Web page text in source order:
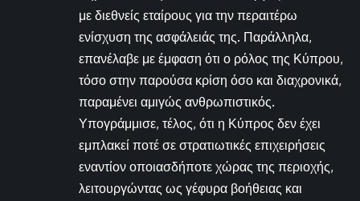
με διεθνείς εταίρους για την περαιτέρω
ενίσχυση της ασφάλειάς της. Παράλληλα,
επανέλαβε με έμφαση ότι ο ρόλος της Κύπρου,
τόσο στην παρούσα κρίση όσο και διαχρονικά,
παραμένει αμιγώς ανθρωπιστικός.
Υπογράμμισε, τέλος, ότι η Κύπρος δεν έχει
εμπλακεί ποτέ σε στρατιωτικές επιχειρήσεις
εναντίον οποιασδήποτε χώρας της περιοχής,
λειτουργώντας ως γέφυρα βοήθειας και